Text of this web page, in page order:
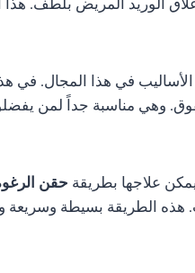
الوريد المريض بلطف. هذا
في هذا المجال. في
وهي مناسبة جداً لمن
علاجها بطريقة حقن
الطريقة بسيطة وسريعة